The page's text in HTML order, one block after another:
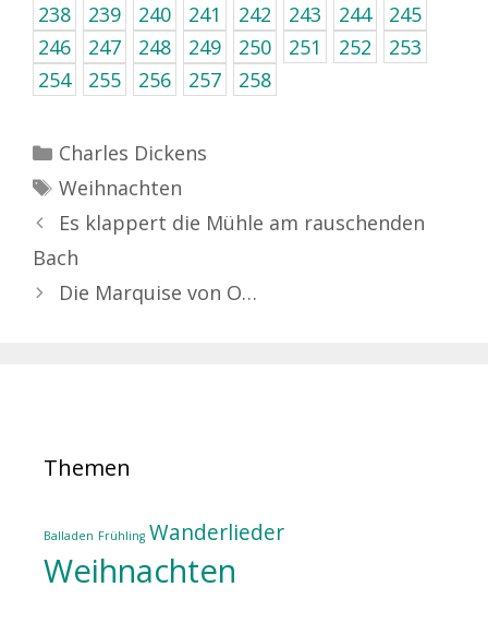
238
239 240 241 242 243 244
245
246
247 248 249 250 251 252
253
254
255 256 257 258
Kategorien
Charles Dickens
Schlagwörter
Weihnachten
Es klappert die Mühle am rauschenden
Bach
Die Marquise von O…
Themen
Balladen Frühling Wanderlieder
Weihnachten